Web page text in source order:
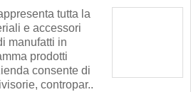
tutta la
e accessori
manufatti in
prodotti
consente di
contropar..